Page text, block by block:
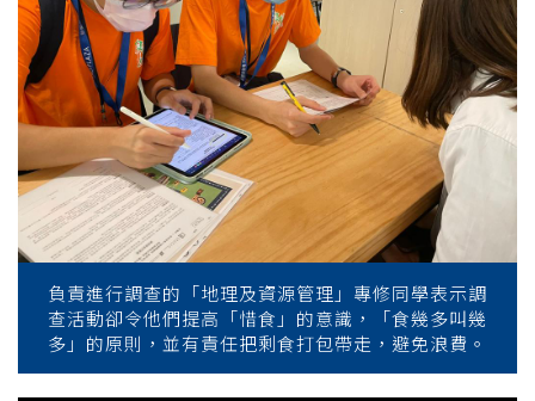
負責進行調查的「地理及資源管理」專修同學表示調
查活動卻令他們提高「惜食」的意識，「食幾多叫幾
多」的原則，並有責任把剩食打包帶走，避免浪費。